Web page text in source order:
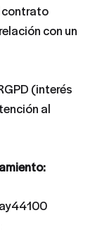
contrato
con un
(interés
al